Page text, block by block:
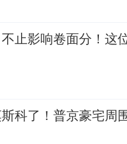
止影响卷面分！这
科了！普京豪宅周